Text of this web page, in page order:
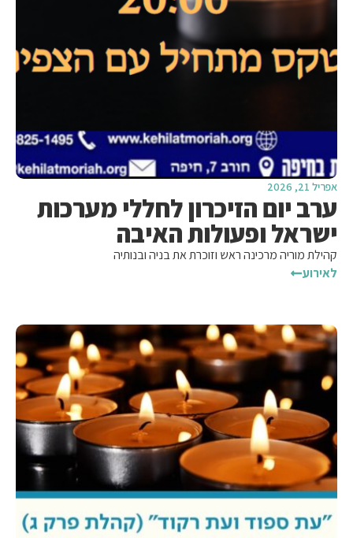
אפריל 21, 2026
ערב יום הזיכרון לחללי מערכות
ישראל ופעולות האיבה
קהילת מוריה מרכינה ראש וזוכרת את בניה ובנותיה
לאירוע